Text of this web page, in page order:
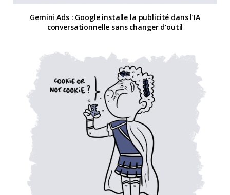
Gemini Ads : Google installe la publicité dans l’IA
conversationnelle sans changer d’outil